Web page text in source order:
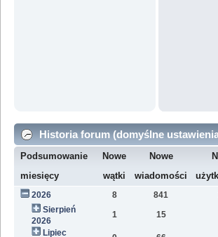
Historia forum (domyślne
Podsumowanie
miesięcy
Nowe
wątki
Nowe
wiadomości
2026 8 841
Sierpień
2026
1 15
Lipiec